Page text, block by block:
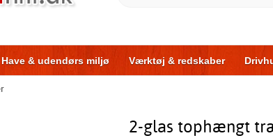
Have & udendørs miljø Værktøj & redskaber
2-glas tophængt